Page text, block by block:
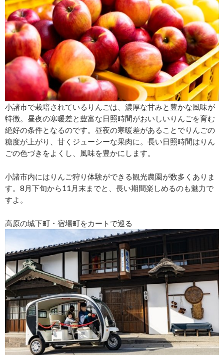
小諸市で栽培されているりんごは、濃厚な甘みと豊かな風味が
特徴。昼夜の寒暖差と豊富な日照時間がおいしいりんごを育む
絶好の条件となるのです。昼夜の寒暖差があることでりんごの
糖度が上がり、甘くジューシーな果肉に。長い日照時間はりん
ごの色づきをよくし、風味を豊かにします。
小諸市内にはりんご狩り体験ができる観光農園が数多くありま
す。8月下旬から11月末までと、長い期間楽しめるのも魅力で
すよ。
高原の城下町・宿場町をカートで巡る